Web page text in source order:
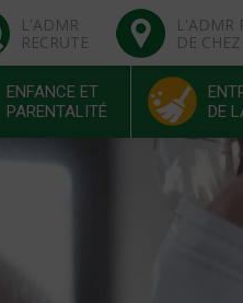
L'ADMR
RECRUTE
L'ADMR
DE
ENFANCE ET
PARENTALITÉ
DE